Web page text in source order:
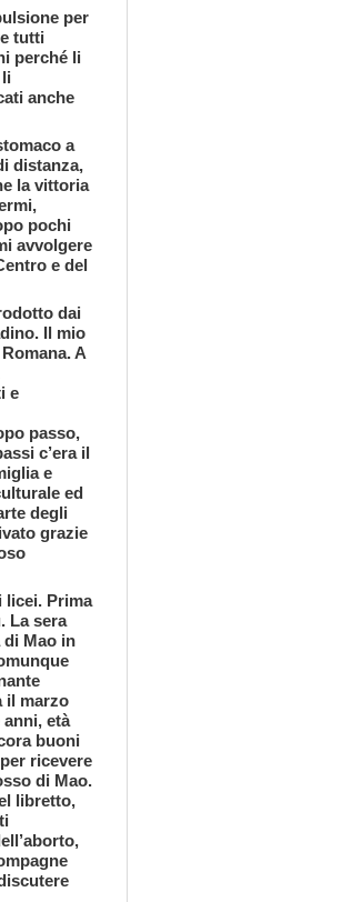
per
tutti
perché li
anche
a
distanza,
la vittoria
pochi
avvolgere
e del
dai
Il mio
A
e
passo,
c’era il
e
ed
degli
grazie
licei. Prima
La sera
di Mao in
il marzo
età
buoni
ricevere
di Mao.
libretto,